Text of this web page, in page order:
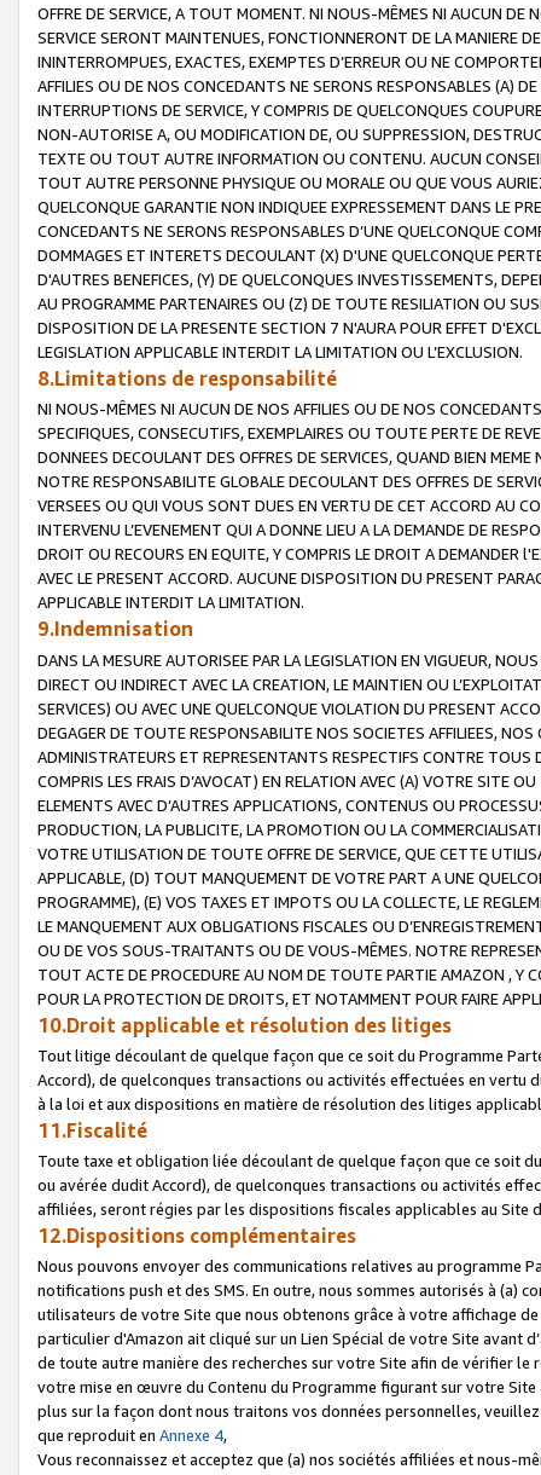
OFFRE DE SERVICE, A TOUT MOMENT. NI NOUS-MÊMES NI AUCUN DE
SERVICE SERONT MAINTENUES, FONCTIONNERONT DE LA MANIERE
ININTERROMPUES, EXACTES, EXEMPTES D’ERREUR OU NE
AFFILIES OU DE NOS CONCEDANTS NE SERONS RESPONSABLES (A)
INTERRUPTIONS DE SERVICE, Y COMPRIS DE QUELCONQUES
NON-AUTORISE A, OU MODIFICATION DE, OU SUPPRESSION,
TEXTE OU TOUT AUTRE INFORMATION OU CONTENU. AUCUN
TOUT AUTRE PERSONNE PHYSIQUE OU MORALE OU QUE VOUS
QUELCONQUE GARANTIE NON INDIQUEE EXPRESSEMENT DANS LE
CONCEDANTS NE SERONS RESPONSABLES D’UNE QUELCONQUE
DOMMAGES ET INTERETS DECOULANT (X) D'UNE QUELCONQUE
D'AUTRES BENEFICES, (Y) DE QUELCONQUES INVESTISSEMENTS,
AU PROGRAMME PARTENAIRES OU (Z) DE TOUTE RESILIATION OU
DISPOSITION DE LA PRESENTE SECTION 7 N'AURA POUR EFFET
LEGISLATION APPLICABLE INTERDIT LA LIMITATION OU L’EXCLUSION.
8.Limitations de responsabilité
NI NOUS-MÊMES NI AUCUN DE NOS AFFILIES OU DE NOS
SPECIFIQUES, CONSECUTIFS, EXEMPLAIRES OU TOUTE PERTE DE
DONNEES DECOULANT DES OFFRES DE SERVICES, QUAND BIEN
NOTRE RESPONSABILITE GLOBALE DECOULANT DES OFFRES DE
VERSEES OU QUI VOUS SONT DUES EN VERTU DE CET ACCORD AU
INTERVENU L’EVENEMENT QUI A DONNE LIEU A LA DEMANDE DE
DROIT OU RECOURS EN EQUITE, Y COMPRIS LE DROIT A DEMANDER
AVEC LE PRESENT ACCORD. AUCUNE DISPOSITION DU PRESENT
APPLICABLE INTERDIT LA LIMITATION.
9.Indemnisation
DANS LA MESURE AUTORISEE PAR LA LEGISLATION EN VIGUEUR,
DIRECT OU INDIRECT AVEC LA CREATION, LE MAINTIEN OU
SERVICES) OU AVEC UNE QUELCONQUE VIOLATION DU PRESENT
DEGAGER DE TOUTE RESPONSABILITE NOS SOCIETES AFFILIEES,
ADMINISTRATEURS ET REPRESENTANTS RESPECTIFS CONTRE
COMPRIS LES FRAIS D’AVOCAT) EN RELATION AVEC (A) VOTRE SITE
ELEMENTS AVEC D’AUTRES APPLICATIONS, CONTENUS OU
PRODUCTION, LA PUBLICITE, LA PROMOTION OU LA
VOTRE UTILISATION DE TOUTE OFFRE DE SERVICE, QUE CETTE
APPLICABLE, (D) TOUT MANQUEMENT DE VOTRE PART A UNE
PROGRAMME), (E) VOS TAXES ET IMPOTS OU LA COLLECTE, LE
LE MANQUEMENT AUX OBLIGATIONS FISCALES OU
OU DE VOS SOUS-TRAITANTS OU DE VOUS-MÊMES. NOTRE
TOUT ACTE DE PROCEDURE AU NOM DE TOUTE PARTIE AMAZON , Y
POUR LA PROTECTION DE DROITS, ET NOTAMMENT POUR FAIRE
10.Droit applicable et résolution des litiges
Tout litige découlant de quelque façon que ce soit du Programme
Accord), de quelconques transactions ou activités effectuées en vertu
à la loi et aux dispositions en matière de résolution des litiges
11.Fiscalité
Toute taxe et obligation liée découlant de quelque façon que ce soit
ou avérée dudit Accord), de quelconques transactions ou activités
affiliées, seront régies par les dispositions fiscales applicables au Site
12.Dispositions complémentaires
Nous pouvons envoyer des communications relatives au programme
notifications push et des SMS. En outre, nous sommes autorisés à
utilisateurs de votre Site que nous obtenons grâce à votre affichage
particulier d'Amazon ait cliqué sur un Lien Spécial de votre Site avant
de toute autre manière des recherches sur votre Site afin de vérifier
votre mise en œuvre du Contenu du Programme figurant sur votre
plus sur la façon dont nous traitons vos données personnelles,
que reproduit en Annexe 4,
Vous reconnaissez et acceptez que (a) nos sociétés affiliées et nous-